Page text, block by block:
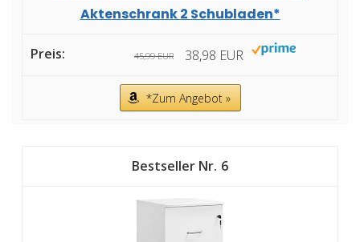
Aktenschrank 2 Schubladen*
45,99 EUR 38,98 EUR
*Zum Angebot »
6